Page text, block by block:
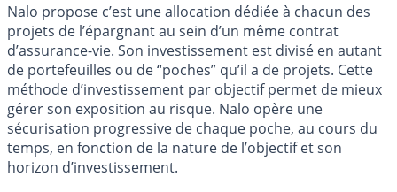
Nalo propose c’est une allocation dédiée à chacun des
projets de l’épargnant au sein d’un même contrat
d’assurance-vie. Son investissement est divisé en autant
de portefeuilles ou de “poches” qu’il a de projets. Cette
méthode d’investissement par objectif permet de mieux
gérer son exposition au risque. Nalo opère une
sécurisation progressive de chaque poche, au cours du
temps, en fonction de la nature de l’objectif et son
horizon d’investissement.